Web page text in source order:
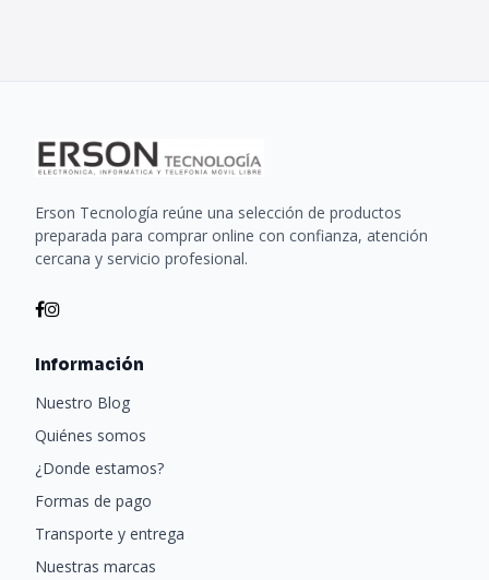
Erson Tecnología reúne una selección de productos
preparada para comprar online con confianza, atención
cercana y servicio profesional.
Información
Nuestro Blog
Quiénes somos
¿Donde estamos?
Formas de pago
Transporte y entrega
Nuestras marcas